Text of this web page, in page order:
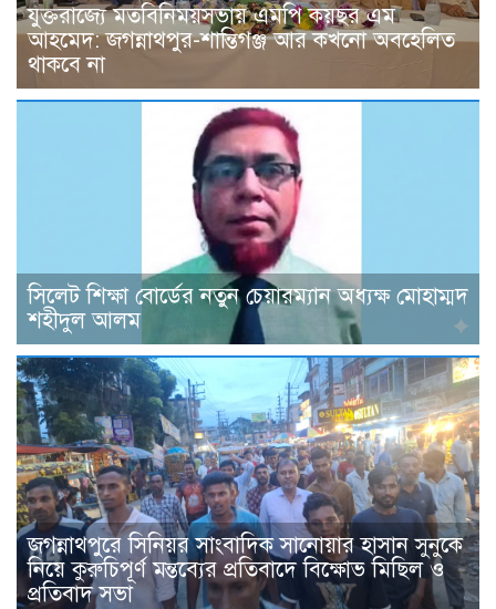
যুক্তরাজ্যে মতবিনিময়সভায় এমপি কয়ছর এম
আহমেদ: জগন্নাথপুর-শান্তিগঞ্জ আর কখনো অবহেলিত
থাকবে না
সিলেট শিক্ষা বোর্ডের নতুন চেয়ারম্যান অধ্যক্ষ মোহাম্মদ
শহীদুল আলম
জগন্নাথপুরে সিনিয়র সাংবাদিক সানোয়ার হাসান সুনুকে
নিয়ে কুরুচিপূর্ণ মন্তব্যের প্রতিবাদে বিক্ষোভ মিছিল ও
প্রতিবাদ সভা